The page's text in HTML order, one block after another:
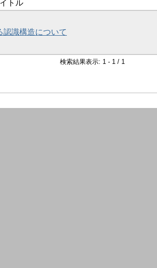
トル
認識構造について
検索結果表示: 1 - 1 / 1